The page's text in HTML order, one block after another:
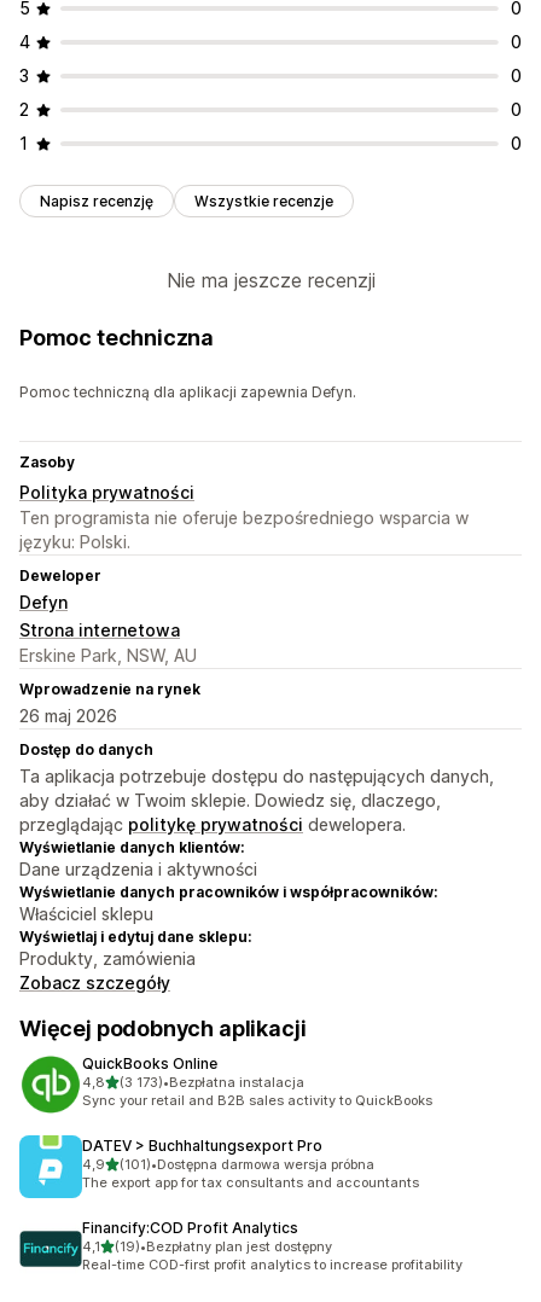
5
0
4
0
3
0
2
0
1
0
Napisz recenzję Wszystkie recenzje
Nie ma jeszcze recenzji
Pomoc techniczna
Pomoc techniczną dla aplikacji zapewnia Defyn.
Zasoby
Polityka prywatności
Ten programista nie oferuje bezpośredniego wsparcia w
języku: Polski.
Deweloper
Defyn
Strona internetowa
Erskine Park, NSW, AU
Wprowadzenie na rynek
26 maj 2026
Dostęp do danych
Ta aplikacja potrzebuje dostępu do następujących danych,
aby działać w Twoim sklepie. Dowiedz się, dlaczego,
przeglądając politykę prywatności dewelopera.
Wyświetlanie danych klientów:
Dane urządzenia i aktywności
Wyświetlanie danych pracowników i współpracowników:
Właściciel sklepu
Wyświetlaj i edytuj dane sklepu:
Produkty, zamówienia
Zobacz szczegóły
Więcej podobnych aplikacji
QuickBooks Online
4,8na 5 gwiazdek
(3 173)
Łączna liczba recenzji: 3173
•Bezpłatna instalacja
Sync your retail and B2B sales activity to QuickBooks
DATEV > Buchhaltungsexport Pro
4,9na 5 gwiazdek
(101)
Łączna liczba recenzji: 101
•Dostępna darmowa wersja próbna
The export app for tax consultants and accountants
Financify:COD Profit Analytics
4,1na 5 gwiazdek
(19)
Łączna liczba recenzji: 19
•Bezpłatny plan jest dostępny
Real-time COD-first profit analytics to increase profitability